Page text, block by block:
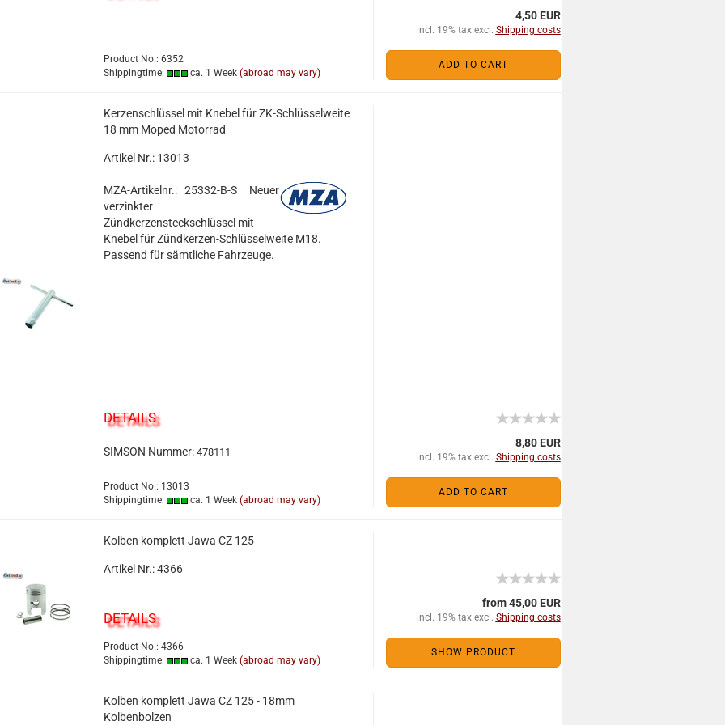
Product No.: 6352
Shippingtime:
ca. 1 Week (abroad may vary)
4,50 EUR
incl. 19% tax excl. Shipping costs
ADD TO CART
Kerzenschlüssel mit Knebel für ZK-Schlüsselweite
18 mm Moped Motorrad
Artikel Nr.: 13013
MZA-Artikelnr.: 25332-B-S
Neuer
verzinkter
Zündkerzensteckschlüssel mit
Knebel für Zündkerzen-Schlüsselweite M18.
Passend für sämtliche Fahrzeuge.
DETAILS
SIMSON Nummer: 478111
Product No.: 13013
Shippingtime:
ca. 1 Week (abroad may vary)
8,80 EUR
incl. 19% tax excl. Shipping costs
ADD TO CART
Kolben komplett Jawa CZ 125
Artikel Nr.: 4366
DETAILS
Product No.: 4366
Shippingtime:
ca. 1 Week (abroad may vary)
from 45,00 EUR
incl. 19% tax excl. Shipping costs
SHOW PRODUCT
Kolben komplett Jawa CZ 125 - 18mm
Kolbenbolzen